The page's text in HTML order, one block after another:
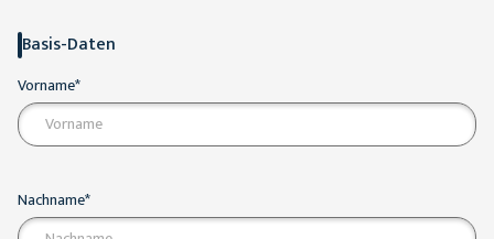
Basis-Daten
Vorname*
Nachname*